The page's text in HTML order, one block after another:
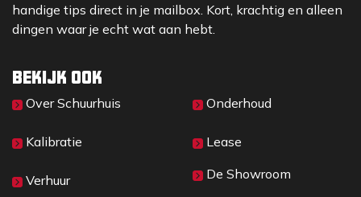
handige tips direct in je mailbox. Kort, krachtig en alleen
dingen waar je echt wat aan hebt.
Bekijk ook
Over Sc​huurhuis
Kalibratie
Verhuur
Onderhoud
Lease
De Showroom